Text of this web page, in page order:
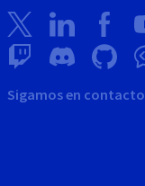
Sigamos en contacto